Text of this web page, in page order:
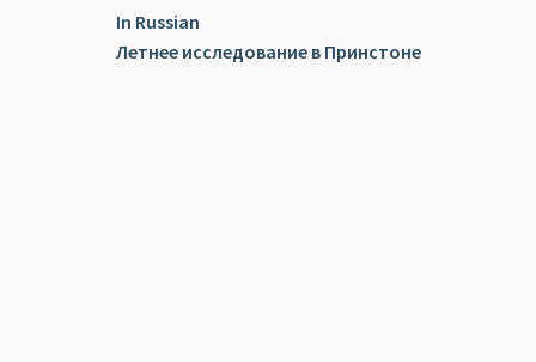
In Russian
Летнее исследование в Принстоне